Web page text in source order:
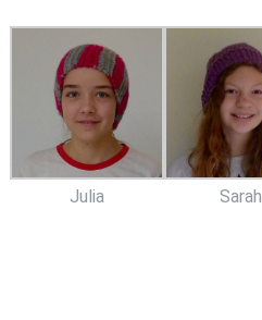
Julia Sarah